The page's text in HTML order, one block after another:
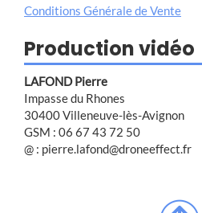
Conditions Générale de Vente
Production vidéo
LAFOND Pierre
Impasse du Rhones
30400 Villeneuve-lès-Avignon
GSM : 06 67 43 72 50
@ : pierre.lafond@droneeffect.fr